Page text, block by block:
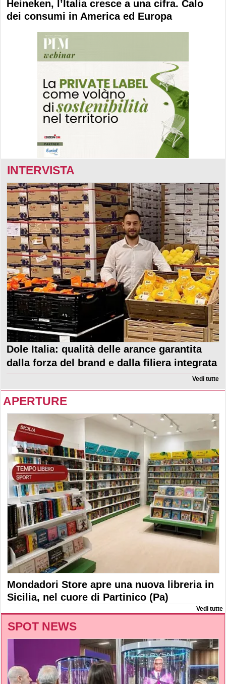
Heineken, l’Italia cresce a una cifra. Calo
dei consumi in America ed Europa
INTERVISTA
Dole Italia: qualità delle arance garantita
dalla forza del brand e dalla filiera integrata
Vedi tutte
APERTURE
Mondadori Store apre una nuova libreria in
Sicilia, nel cuore di Partinico (Pa)
Vedi tutte
SPOT NEWS